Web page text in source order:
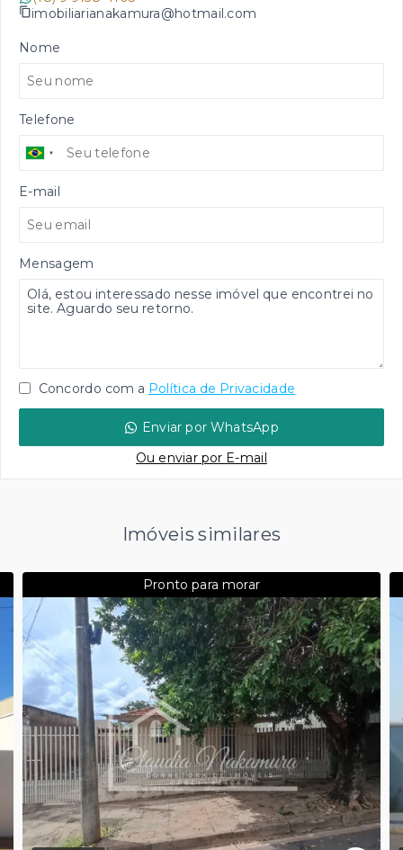
imobiliarianakamura@hotmail.com
Nome
Telefone
E-mail
Mensagem
Concordo com a Política de Privacidade
Enviar por WhatsApp
Ou enviar por E-mail
Imóveis similares
Pronto para morar